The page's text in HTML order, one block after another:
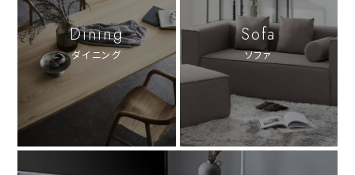
Dining
ダイニング
Sofa
ソファ